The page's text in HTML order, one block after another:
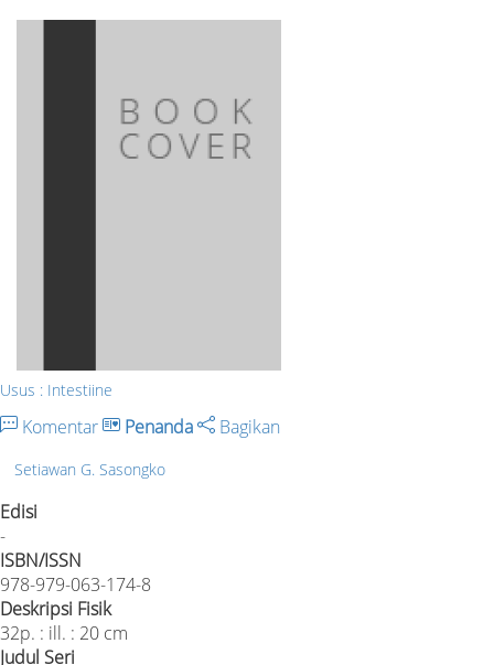
Usus : Intestiine
Komentar Penanda Bagikan
Setiawan G. Sasongko
Edisi
-
ISBN/ISSN
978-979-063-174-8
Deskripsi Fisik
32p. : ill. : 20 cm
Judul Seri